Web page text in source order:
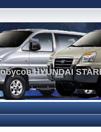
HYUNDAI